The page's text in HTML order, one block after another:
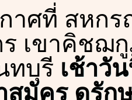
าศที่ สหก
ร เขาคิชฌ
ทบุรี เช้าวั
สมัคร ดูรัก